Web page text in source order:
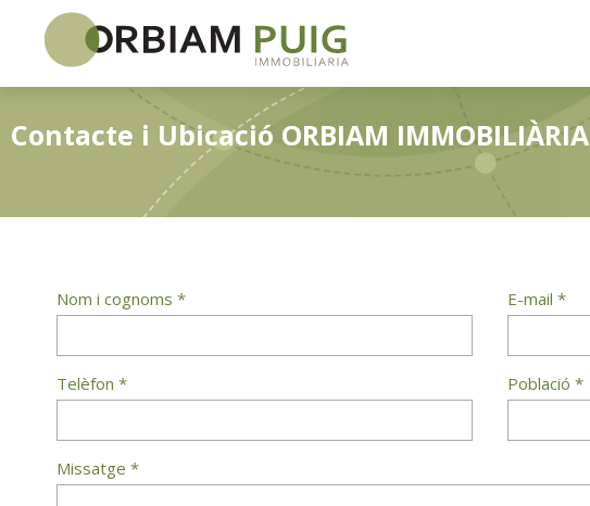
Contacte i Ubicació ORBIAM IMMOBILIÀRIA
Nom i cognoms * E-mail *
Telèfon * Població *
Missatge *